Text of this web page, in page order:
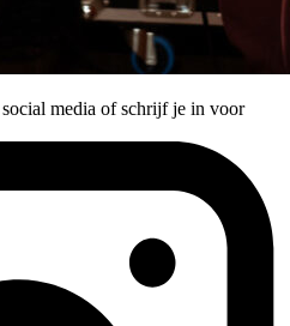
media of schrijf je in voor